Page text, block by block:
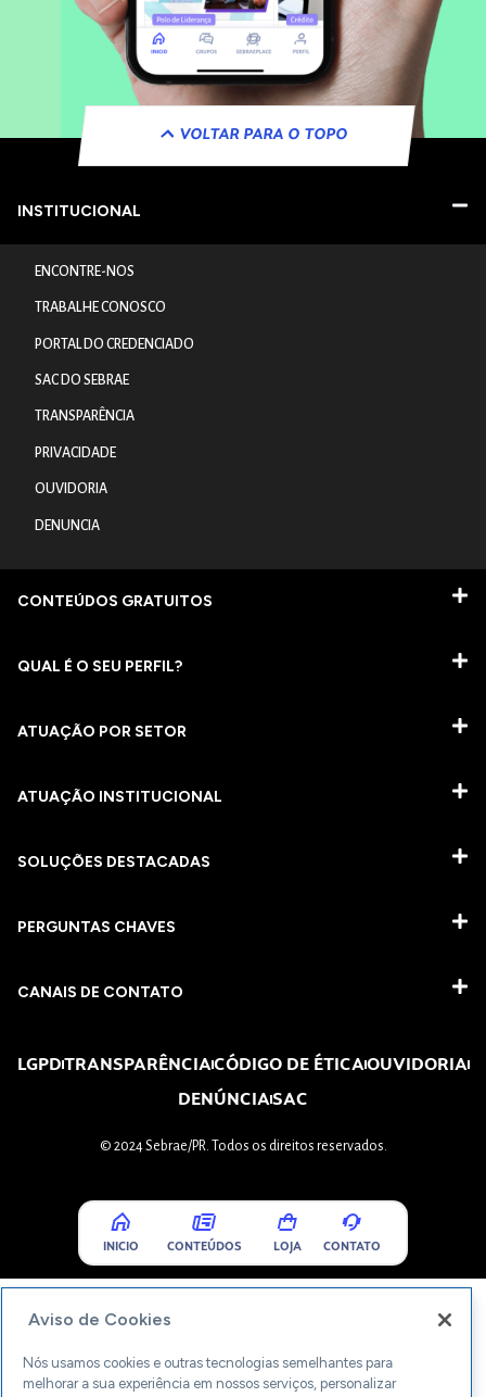
VOLTAR PARA O TOPO
INSTITUCIONAL
ENCONTRE-NOS
TRABALHE CONOSCO
PORTAL DO CREDENCIADO
SAC DO SEBRAE
TRANSPARÊNCIA
PRIVACIDADE
OUVIDORIA
DENUNCIA
CONTEÚDOS GRATUITOS
QUAL É O SEU PERFIL?
ATUAÇÃO POR SETOR
ATUAÇÃO INSTITUCIONAL
SOLUÇÕES DESTACADAS
PERGUNTAS CHAVES​
CANAIS DE CONTATO
LGPDTRANSPARÊNCIACÓDIGO DE ÉTICAOUVIDORIA
DENÚNCIASAC
© 2024 Sebrae/PR. Todos os direitos reservados.
INICIO CONTEÚDOS LOJA CONTATO
Aviso de Cookies
Nós usamos cookies e outras tecnologias semelhantes para
melhorar a sua experiência em nossos serviços, personalizar